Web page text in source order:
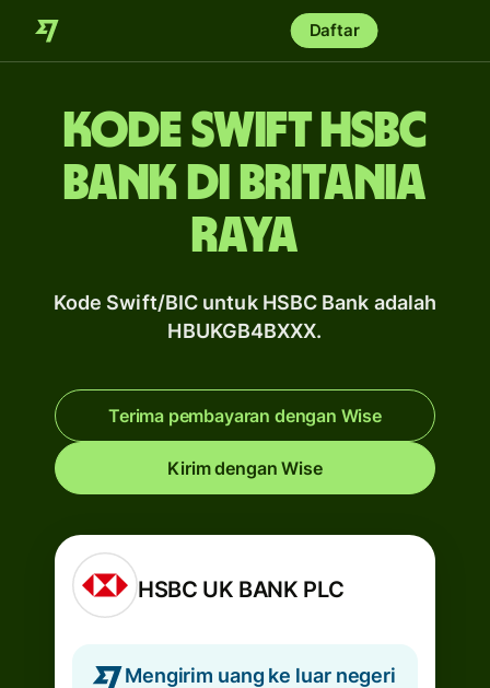
Daftar
Kode Swift HSBC
Bank di Britania
Raya
Kode Swift/BIC untuk HSBC Bank adalah
HBUKGB4BXXX.
Terima pembayaran dengan Wise
Kirim dengan Wise
HSBC UK BANK PLC
Mengirim uang ke luar negeri